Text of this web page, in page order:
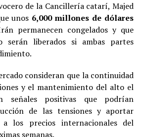
de la Cancillería catarí, Majed
unos 6,000 millones de dólares
permanecen congelados y que
serán liberados si ambas partes
consideran que la continuidad
y el mantenimiento del alto el
señales positivas que podrían
de las tensiones y aportar
a los precios internacionales del
semanas.